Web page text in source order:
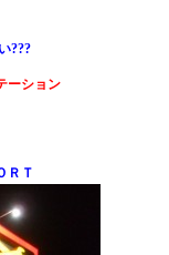
???
ーション
ＲＴ